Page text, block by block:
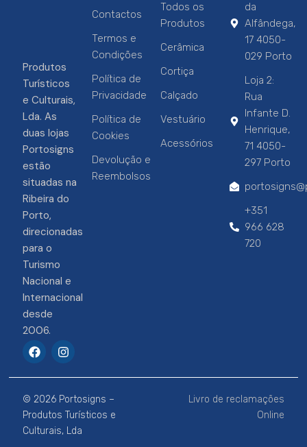
Produtos
Turísticos
e Culturais,
Lda. As
duas lojas
Portosigns
estão
situadas na
Ribeira do
Porto,
direcionadas
para o
Turismo
Nacional e
Internacional
desde
2006.
F
a
e
b
o
o
k
I
n
t
a
g
r
a
m
Contactos
Termos e
Condições
Política de
Privacidade
Política de
Cookies
Devolução e
Reembolsos
Todos os
Produtos
Cerâmica
Cortiça
Calçado
Vestuário
Acessórios
da
Alfândega,
17 4050-
029 Porto
Loja 2:
Rua
Infante D.
Henrique,
71 4050-
297 Porto
+351
966 628
720
© 2026 Portosigns –
Produtos Turísticos e
Culturais, Lda
Livro de reclamações
Online